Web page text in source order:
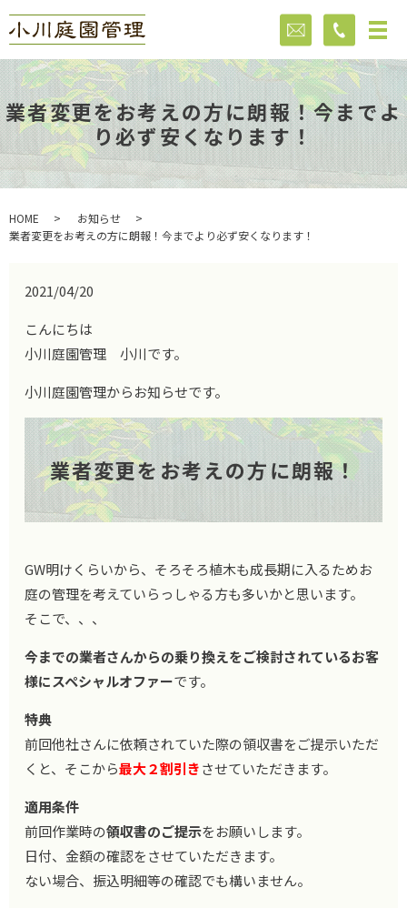
業者変更をお考えの方に朗報！今までよ
り必ず安くなります！
HOME
お知らせ
業者変更をお考えの方に朗報！今までより必ず安くなります！
2021/04/20
こんにちは
小川庭園管理 小川です。
小川庭園管理からお知らせです。
業者変更をお考えの方に朗報！
GW明けくらいから、そろそろ植木も成長期に入るためお
庭の管理を考えていらっしゃる方も多いかと思います。
そこで、、、
今までの業者さんからの乗り換えをご検討されているお客
様にスペシャルオファーです。
特典
前回他社さんに依頼されていた際の領収書をご提示いただ
くと、そこから最大２割引きさせていただきます。
適用条件
前回作業時の領収書のご提示をお願いします。
日付、金額の確認をさせていただきます。
ない場合、振込明細等の確認でも構いません。